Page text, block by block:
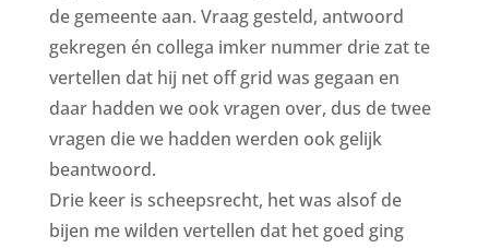
de gemeente aan. Vraag gesteld, antwoord
gekregen én collega imker nummer drie zat te
vertellen dat hij net off grid was gegaan en
daar hadden we ook vragen over, dus de twee
vragen die we hadden werden ook gelijk
beantwoord.
Drie keer is scheepsrecht, het was alsof de
bijen me wilden vertellen dat het goed ging